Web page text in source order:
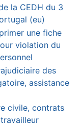
la CEDH du 3
(eu)
une fiche
violation du
des
assistance
civile, contrats